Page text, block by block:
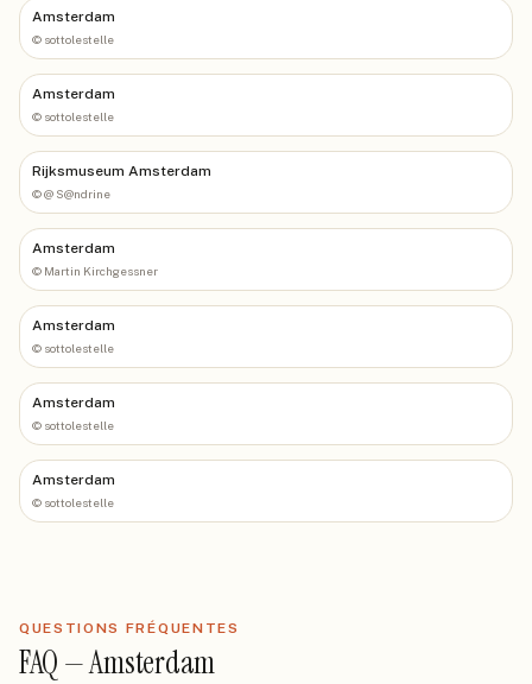
Amsterdam
© sottolestelle
Amsterdam
© sottolestelle
Rijksmuseum Amsterdam
©@ S@ndrine
Amsterdam
© Martin Kirchgessner
Amsterdam
© sottolestelle
Amsterdam
© sottolestelle
Amsterdam
© sottolestelle
QUESTIONS FRÉQUENTES
FAQ —Amsterdam